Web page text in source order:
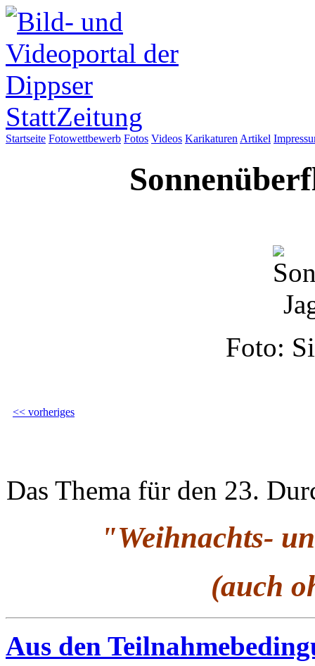
Startseite Fotowettbewerb Fotos Videos Karikaturen Artikel
Foto:
<< vorheriges
Das Thema für den 23.
"Weihnachts-
(auch
Aus den